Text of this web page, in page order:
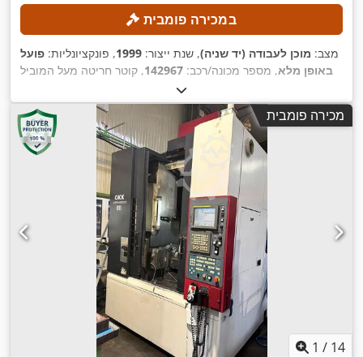
במכירה פומבית
מצב: מוכן לעבודה (יד שניה), שנת ייצור: 1999, פונקציונליות: פועל
באופן מלא, מספר מכונה/רכב: 142967, קוטר חריטה מעל המוביל
, מהירות ציר (מקסימלית):
התקדמות מהירה בציר X:
30 מ'/דקה, קצב ההזנה ציר X: 5 מ'/דקה,
Mazatrol PC Fusion CNC 640T , מכירה פומבית
1 / 14